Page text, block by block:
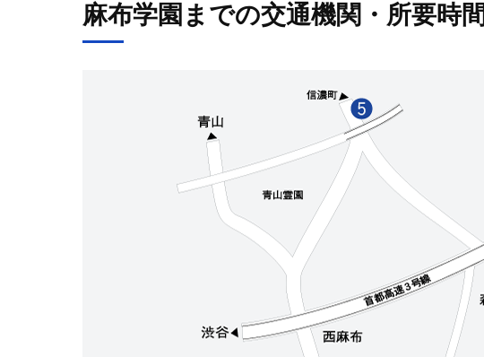
麻布学園までの交通機関・所要時間